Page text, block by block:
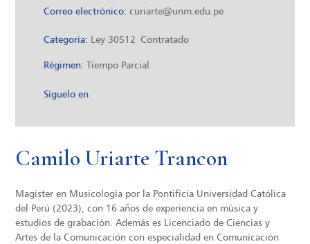
Correo electrónico: curiarte@unm.edu.pe
Categoría: Ley 30512 Contratado
Régimen: Tiempo Parcial
Síguelo en
Camilo Uriarte Trancon
Magister en Musicología por la Pontificia Universidad Católica
del Perú (2023), con 16 años de experiencia en música y
estudios de grabación. Además es Licenciado de Ciencias y
Artes de la Comunicación con especialidad en Comunicación